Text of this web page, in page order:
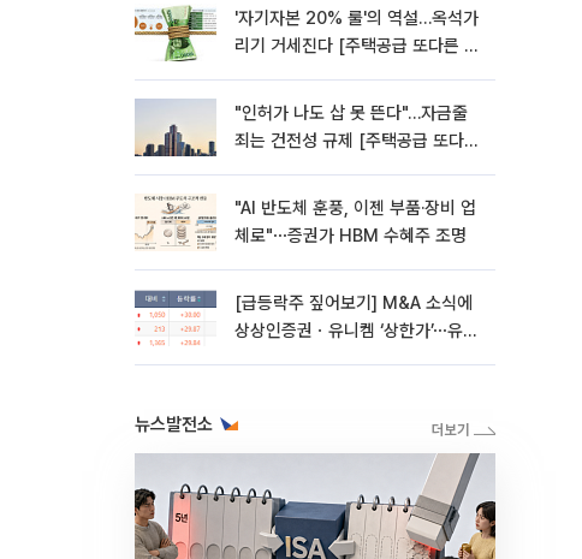
'자기자본 20% 룰'의 역설…옥석가
리기 거세진다 [주택공급 또다른 병
"인허가 나도 삽 못 뜬다"…자금줄
죄는 건전성 규제 [주택공급 또다른
"AI 반도체 훈풍, 이젠 부품·장비 업
체로"⋯증권가 HBM 수혜주 조명
[급등락주 짚어보기] M&A 소식에
상상인증권ㆍ유니켐 ‘상한가’⋯유증
뉴스발전소